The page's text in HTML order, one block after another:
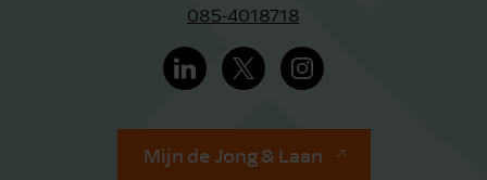
085-4018718
Mijn de Jong & Laan